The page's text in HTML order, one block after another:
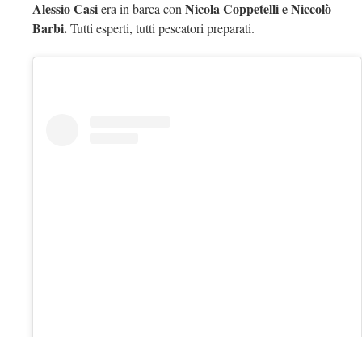
Alessio Casiera in barca conNicola Coppetelli e Niccolò
Barbi.Tutti esperti, tutti pescatori preparati.